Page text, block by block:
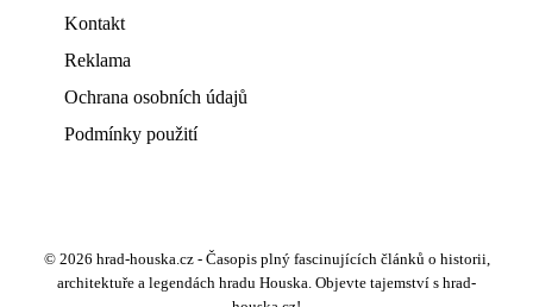
Kontakt
Reklama
Ochrana osobních údajů
Podmínky použití
© 2026 hrad-houska.cz - Časopis plný fascinujících článků o historii,
architektuře a legendách hradu Houska. Objevte tajemství s hrad-